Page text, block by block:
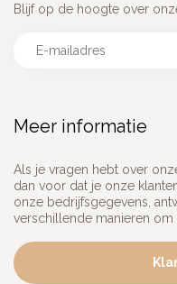
Meer informatie
Als je vragen hebt over
dan voor dat je onze
onze bedrijfsgegevens,
verschillende manieren
Blijf op de hoogte over